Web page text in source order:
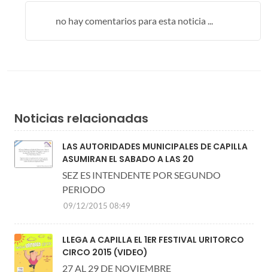
no hay comentarios para esta noticia ...
Noticias relacionadas
LAS AUTORIDADES MUNICIPALES DE CAPILLA
ASUMIRAN EL SABADO A LAS 20
SEZ ES INTENDENTE POR SEGUNDO
PERIODO
09/12/2015 08:49
LLEGA A CAPILLA EL 1ER FESTIVAL URITORCO
CIRCO 2015 (VIDEO)
27 AL 29 DE NOVIEMBRE